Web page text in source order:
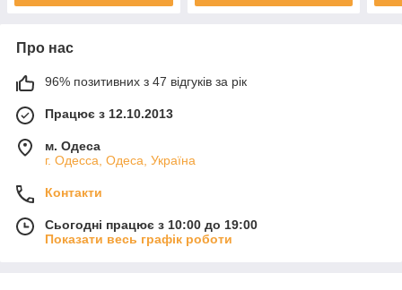
Про нас
96% позитивних з 47 відгуків за рік
Працює з 12.10.2013
м. Одеса
г. Одесса, Одеса, Україна
Контакти
Сьогодні працює з 10:00 до 19:00
Показати весь графік роботи